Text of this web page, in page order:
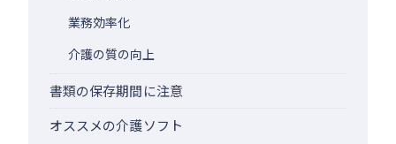
業務効率化
介護の質の向上
書類の保存期間に注意
オススメの介護ソフト